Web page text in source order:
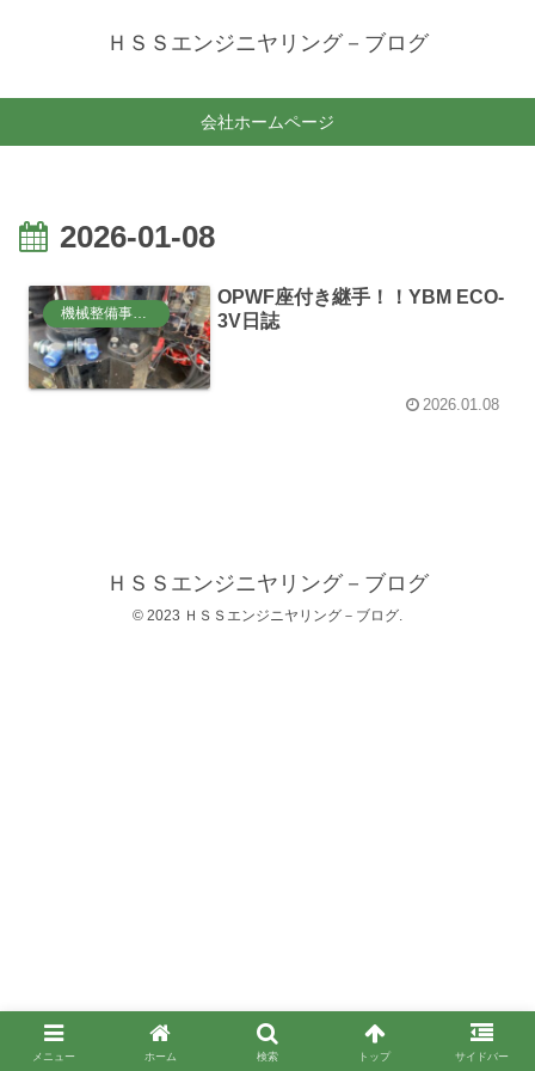
ＨＳＳエンジニヤリング－ブログ
会社ホームページ
2026-01-08
機械整備事業部
OPWF座付き継手！！YBM ECO-
3V日誌
2026.01.08
ＨＳＳエンジニヤリング－ブログ
© 2023 ＨＳＳエンジニヤリング－ブログ.
メニュー ホーム 検索 トップ サイドバー